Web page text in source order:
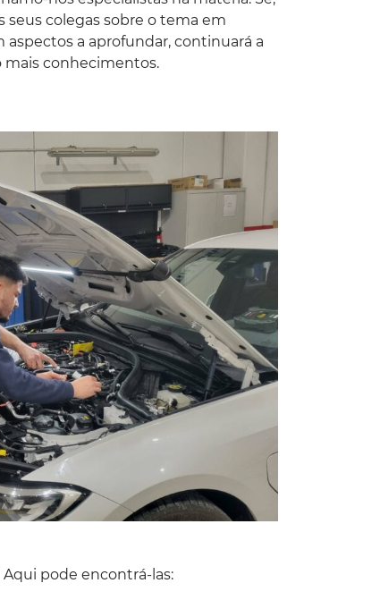
seus colegas sobre o tema em
a aprofundar, continuará a
conhecimentos.
pode encontrá-las: